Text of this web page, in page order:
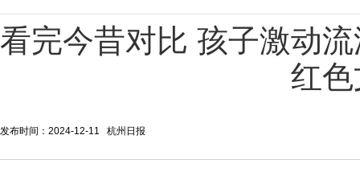
看完今昔对比 孩子激动
红
发布时间：2024-12-11 杭州日报